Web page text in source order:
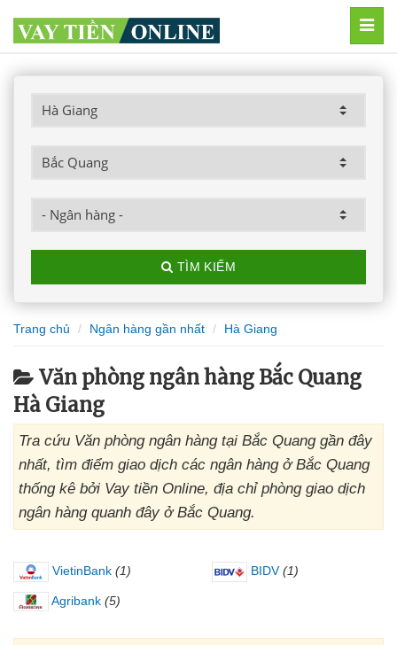
TÌM KIẾM
Trang chủ Ngân hàng gần nhất Hà Giang
Văn phòng ngân hàng Bắc Quang
Hà Giang
Tra cứu Văn phòng ngân hàng tại Bắc Quang gần đây
nhất, tìm điểm giao dịch các ngân hàng ở Bắc Quang
thống kê bởi Vay tiền Online, địa chỉ phòng giao dịch
ngân hàng quanh đây ở Bắc Quang.
VietinBank (1) BIDV (1)
Agribank (5)